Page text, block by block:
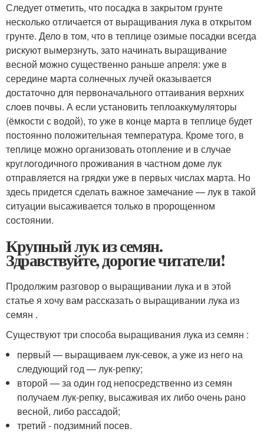
Следует отметить, что посадка в закрытом грунте
несколько отличается от выращивания лука в открытом
грунте. Дело в том, что в теплице озимые посадки всегда
рискуют вымерзнуть, зато начинать выращивание
весной можно существенно раньше апреля: уже в
середине марта солнечных лучей оказывается
достаточно для первоначального оттаивания верхних
слоев почвы. А если установить теплоаккумуляторы
(ёмкости с водой), то уже в конце марта в теплице будет
постоянно положительная температура. Кроме того, в
теплице можно организовать отопление и в случае
круглогодичного проживания в частном доме лук
отправляется на грядки уже в первых числах марта. Но
здесь придется сделать важное замечание — лук в такой
ситуации высаживается только в пророщенном
состоянии.
Крупный лук из семян.
Здравствуйте, дорогие читатели!
Продолжим разговор о выращивании лука и в этой
статье я хочу вам рассказать о выращивании лука из
семян .
Существуют три способа выращивания лука из семян :
первый — выращиваем лук-севок, а уже из него на
следующий год — лук-репку;
второй — за один год непосредственно из семян
получаем лук-репку, высаживая их либо очень рано
весной, либо рассадой;
третий - подзимний посев.